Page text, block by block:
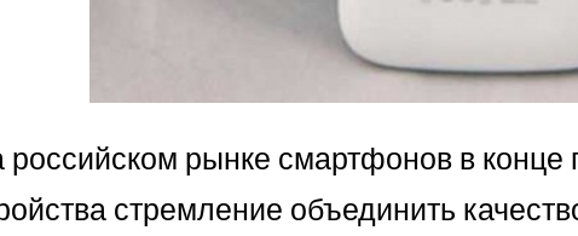
рынке смартфонов в
стремление объединить